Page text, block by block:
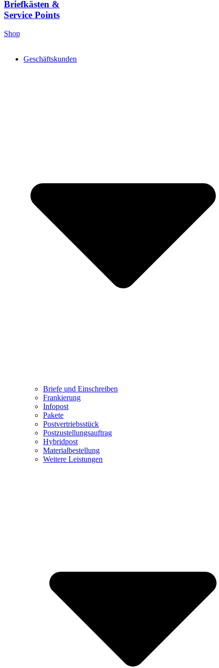
Briefkästen &
Service Points
Shop
Geschäftskunden
Briefe und Einschreiben
Frankierung
Infopost
Pakete
Postvertriebsstück
Postzustellungsauftrag
Hybridpost
Materialbestellung
Weitere Leistungen